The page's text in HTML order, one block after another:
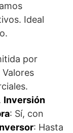
Ideal
por
Valores
Inversión
: Sí, con
: Hasta